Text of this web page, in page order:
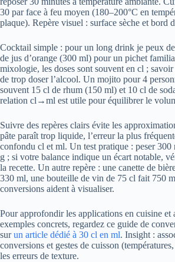
30 par face à feu moyen (180–200°C en
plaque). Repère visuel : surface sèche et bord
Cocktail simple : pour un long drink je peux
de jus d’orange (300 ml) pour un pichet
mixologie, les doses sont souvent en cl ;
de trop doser l’alcool. Un mojito pour 4
souvent 15 cl de rhum (150 ml) et 10 cl de
relation cl→ml est utile pour équilibrer le
Suivre des repères clairs évite les
pâte paraît trop liquide, l’erreur la plus
confondu cl et ml. Un test pratique : peser 300
g ; si votre balance indique un écart notable,
la recette. Un autre repère : une canette de
330 ml, une bouteille de vin de 75 cl fait 750
conversions aident à visualiser.
Pour approfondir les applications en cuisine et
exemples concrets, regardez ce guide de
surun article dédié à 30 cl en ml. Insight :
conversions et gestes de cuisson
les erreurs de texture.